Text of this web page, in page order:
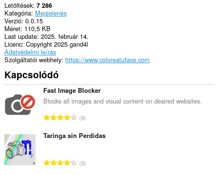
Letöltések 7 286
Kategória Megjelenés
Verzió 0.0.15
Méret 110,5 KB
Last update 2025. február 14.
Licenc Copyright 2025 gand4l
Adatvédelmi leírás
Szolgáltatói webhely https://www.coloreatuface.com
Kapcsolódó
Fast Image Blocker
Blocks all images and visual content on desired websites.
Ö
s
s
9
Taringa sin Perdidas
Ö5